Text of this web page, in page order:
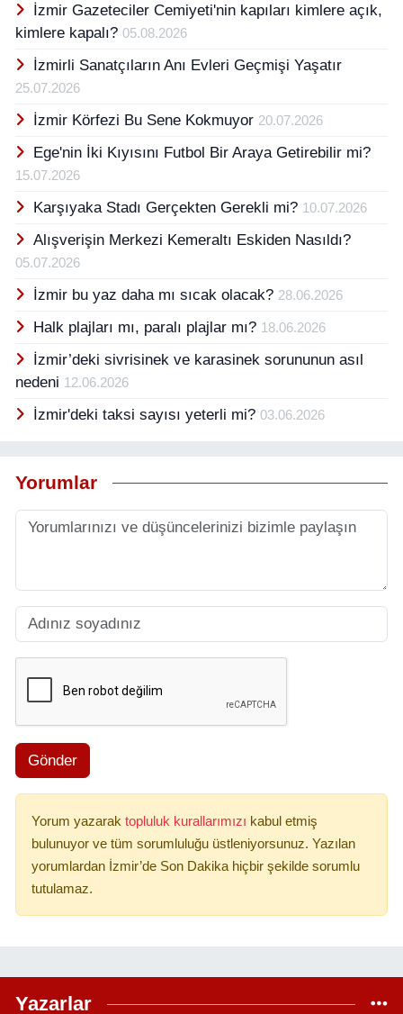
İzmir Gazeteciler Cemiyeti'nin kapıları kimlere açık,
kimlere kapalı? 05.08.2026
İzmirli Sanatçıların Anı Evleri Geçmişi Yaşatır
25.07.2026
İzmir Körfezi Bu Sene Kokmuyor 20.07.2026
Ege'nin İki Kıyısını Futbol Bir Araya Getirebilir mi?
15.07.2026
Karşıyaka Stadı Gerçekten Gerekli mi? 10.07.2026
Alışverişin Merkezi Kemeraltı Eskiden Nasıldı?
05.07.2026
İzmir bu yaz daha mı sıcak olacak? 28.06.2026
Halk plajları mı, paralı plajlar mı? 18.06.2026
İzmir’deki sivrisinek ve karasinek sorununun asıl
nedeni 12.06.2026
İzmir'deki taksi sayısı yeterli mi? 03.06.2026
Yorumlar
Gönder
Yorum yazarak topluluk kurallarımızı kabul etmiş
bulunuyor ve tüm sorumluluğu üstleniyorsunuz. Yazılan
yorumlardan İzmir’de Son Dakika hiçbir şekilde sorumlu
tutulamaz.
Yazarlar